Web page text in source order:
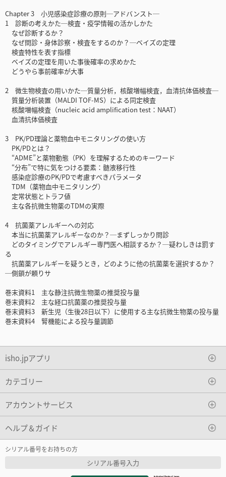
Chapter 3 小児感染症診療の原則─アドバンスト─
1 診断の考えかた─検査・疫学情報の活かしかた
なぜ診断するか？
なぜ問診・身体診察・検査をするのか？─ベイズの定理
検査特性を表す指標
ベイズの定理を用いた事後確率の求めかた
どうやら事前確率が大事
2 微生物検査の用いかた─質量分析，核酸増幅検査，血清抗体価検査─
質量分析装置（MALDI TOF-MS）による同定検査
核酸増幅検査（nucleic acid amplification test：NAAT）
血清抗体価検査
3 PK/PD理論と薬物血中モニタリングの使い方
PK/PDとは？
“ADME”と薬物動態（PK）を理解するためのキーワード
“分布”で特に気をつける要素：髄液移行性
感染症診療のPK/PDで考慮すべきパラメータ
TDM（薬物血中モニタリング）
定常状態とトラフ値
主な各抗微生物薬のTDMの実際
4 抗菌薬アレルギーへの対応
本当に抗菌薬アレルギーなのか？─まずしっかり問診
どのタイミングでアレルギー専門医へ相談するか？─疑わしきは罰す
る
抗菌薬アレルギーを疑うとき，どのように他の抗菌薬を選択するか？
─側鎖が頼りサ
巻末資料1 主な静注抗微生物薬の推奨投与量
巻末資料2 主な経口抗菌薬の推奨投与量
巻末資料3 新生児（生後28日以下）に使用する主な抗微生物薬の投与量
巻末資料4 腎機能による投与量調節
isho.jpアプリ
カテゴリー
アカウントサービス
ヘルプ＆ガイド
シリアル番号をお持ちの方
シリアル番号入力